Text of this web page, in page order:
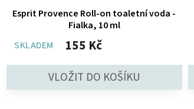
Esprit Provence Roll-on toaletní voda -
Fialka, 10 ml
SKLADEM
155 Kč